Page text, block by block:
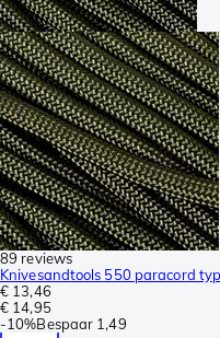
89 reviews
Knivesandtools 550 paracord
€ 13,46
€ 14,95
-10%Bespaar 1,49